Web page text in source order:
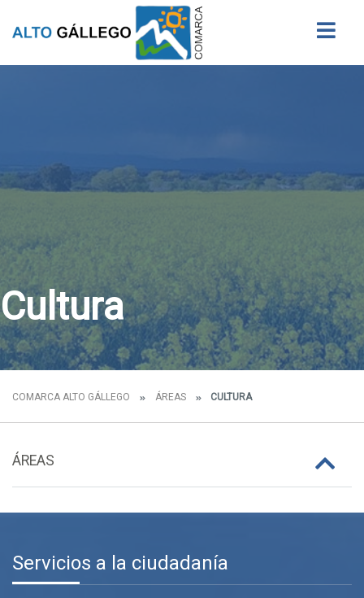
Cultura
COMARCA ALTO GÁLLEGO ÁREAS CULTURA
ÁREAS
Servicios a la ciudadanía